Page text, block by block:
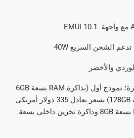
والأخضر
حسب نموذج الذاكرة؛ نموذج أول (بذاكرة RAM بسعة 6GB
وذاكرة تخزين داخلي بسعة 128GB) بسعر يعادل 335 دولار أمريكي
ونموذج ثاني (بذاكرة RAM بسعة 8GB وذاكرة تخزين داخلي بسعة